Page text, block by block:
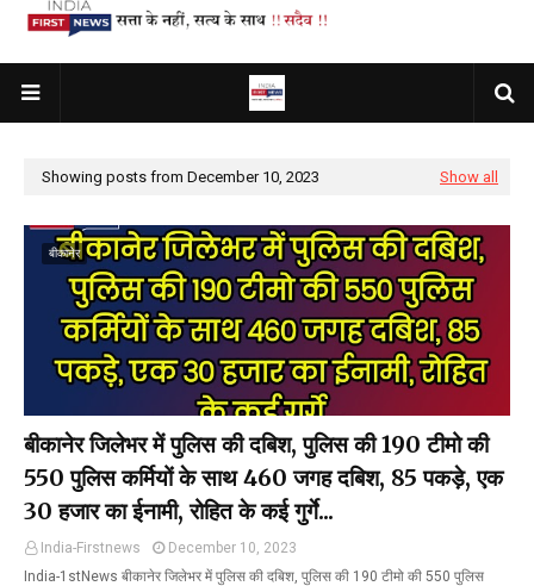
Showing posts from December 10, 2023 Show all
बीकानेर
बीकानेर जिलेभर में पुलिस की दबिश, पुलिस की 190 टीमो की
550 पुलिस कर्मियों के साथ 460 जगह दबिश, 85 पकड़े, एक
30 हजार का ईनामी, रोहित के कई गुर्गे...
India-Firstnews
December 10, 2023
India-1stNews बीकानेर जिलेभर में पुलिस की दबिश, पुलिस की 190 टीमो की 550 पुलिस